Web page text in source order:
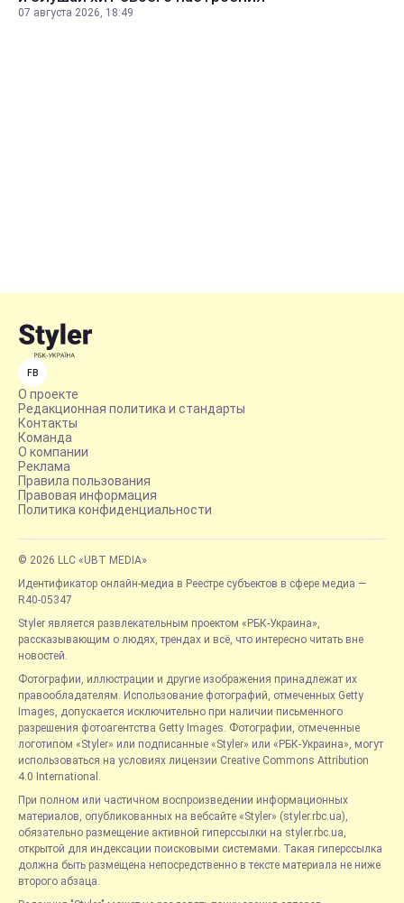
07 августа 2026, 18:49
FB
О проекте
Редакционная политика и стандарты
Контакты
Команда
О компании
Реклама
Правила пользования
Правовая информация
Политика конфиденциальности
© 2026 LLC «UBT MEDIA»
Идентификатор онлайн-медиа в Реестре субъектов в сфере медиа —
R40-05347
Styler является развлекательным проектом «РБК-Украина»,
рассказывающим о людях, трендах и всё, что интересно читать вне
новостей.
Фотографии, иллюстрации и другие изображения принадлежат их
правообладателям. Использование фотографий, отмеченных Getty
Images, допускается исключительно при наличии письменного
разрешения фотоагентства Getty Images. Фотографии, отмеченные
логотипом «Styler» или подписанные «Styler» или «РБК-Украина», могут
использоваться на условиях лицензии Creative Commons Attribution
4.0 International.
При полном или частичном воспроизведении информационных
материалов, опубликованных на вебсайте «Styler» (styler.rbc.ua),
обязательно размещение активной гиперссылки на styler.rbc.ua,
открытой для индексации поисковыми системами. Такая гиперссылка
должна быть размещена непосредственно в тексте материала не ниже
второго абзаца.